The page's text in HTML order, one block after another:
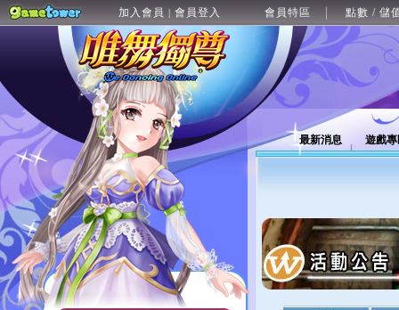
加入會員 | 會員登入 會員特區 點數 / 儲
最新消息 遊戲